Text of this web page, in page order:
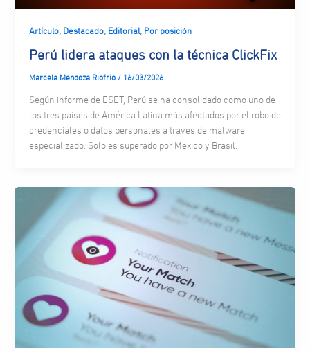
Artículo, Destacado, Editorial, Por posición
Perú lidera ataques con la técnica ClickFix
Marcela Mendoza Riofrío / 16/03/2026
Según informe de ESET, Perú se ha consolidado como uno de
los tres países de América Latina más afectados por el robo de
credenciales o datos personales a través de malware
especializado. Solo es superado por México y Brasil.